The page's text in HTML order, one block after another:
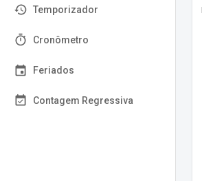
Temporizador
Cronômetro
Feriados
Contagem Regressiva